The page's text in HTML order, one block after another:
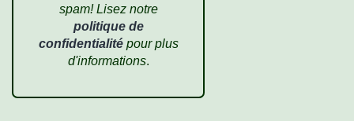
spam! Lisez notre
politique de
confidentialitépour plus
d'informations.